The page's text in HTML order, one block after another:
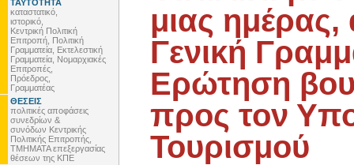
ΤΑΥΤΟΤΗΤΑ
καταστατικό,
ιστορικό,
Κεντρική Πολιτική
Επιτροπή, Πολιτική
Γραμματεία, Εκτελεστική
Γραμματεία, Νομαρχιακές
Επιτροπές,
Πρόεδρος,
Γραμματέας
ΘΕΣΕΙΣ
πολιτικές αποφάσεις
συνεδρίων &
συνόδων Κεντρικής
Πολιτικής Επιτροπής,
ΤΜΗΜΑΤΑ επεξεργασίας
θέσεων της ΚΠΕ
μιας
Γενική
Ερώτηση
προς τον
Τουρισμού